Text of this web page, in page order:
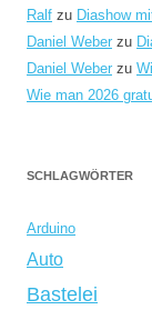
Ralf zu Diashow
Daniel Weber zu
Daniel Weber zu
Wie man 2026
SCHLAGWÖRTER
Arduino
Auto
Bastelei